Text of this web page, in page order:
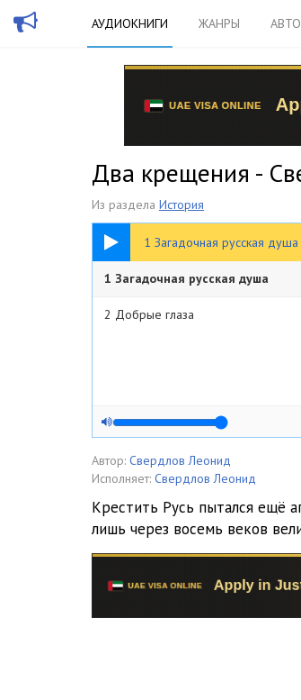
АУДИОКНИГИ ЖАНРЫ
Два крещения -
Из раздела История
1 Загадочная русская душа
04:45
1 Загадочная русская душа
2 Добрые глаза
Автор: Свердлов Леонид
Исполняет: Свердлов Леонид
Крестить Русь пытался ещё
лишь через восемь веков